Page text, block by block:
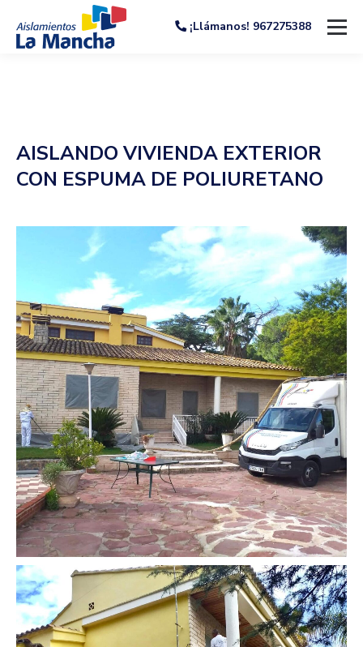
¡Llámanos! 967275388
AISLANDO VIVIENDA EXTERIOR
CON ESPUMA DE POLIURETANO